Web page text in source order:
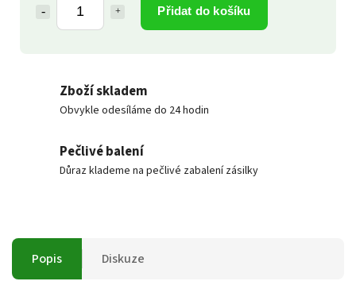
Přidat do košíku
Zboží skladem
Obvykle odesíláme do 24 hodin
Pečlivé balení
Důraz klademe na pečlivé zabalení zásilky
Popis Diskuze